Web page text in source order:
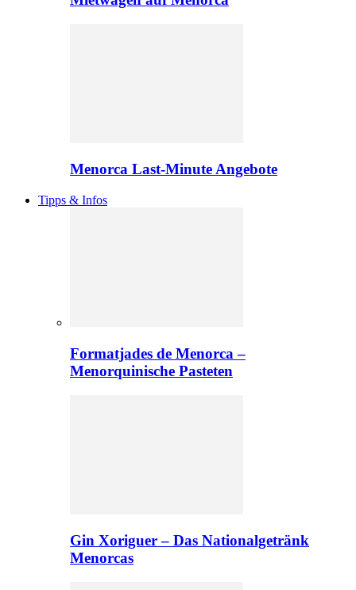
Menorca Last-Minute Angebote
Tipps & Infos
Formatjades de Menorca –
Menorquinische Pasteten
Gin Xoriguer – Das Nationalgetränk
Menorcas